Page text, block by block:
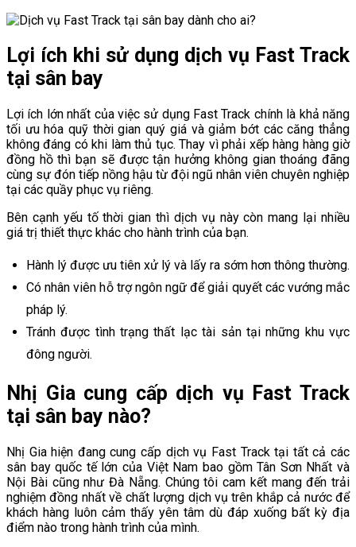
Lợi ích khi sử dụng dịch vụ Fast Track
tại sân bay
Lợi ích lớn nhất của việc sử dụng Fast Track chính là khả năng
tối ưu hóa quỹ thời gian quý giá và giảm bớt các căng thẳng
không đáng có khi làm thủ tục. Thay vì phải xếp hàng hàng giờ
đồng hồ thì bạn sẽ được tận hưởng không gian thoáng đãng
cùng sự đón tiếp nồng hậu từ đội ngũ nhân viên chuyên nghiệp
tại các quầy phục vụ riêng.
Bên cạnh yếu tố thời gian thì dịch vụ này còn mang lại nhiều
giá trị thiết thực khác cho hành trình của bạn.
Hành lý được ưu tiên xử lý và lấy ra sớm hơn thông thường.
Có nhân viên hỗ trợ ngôn ngữ để giải quyết các vướng mắc
pháp lý.
Tránh được tình trạng thất lạc tài sản tại những khu vực
đông người.
Nhị Gia cung cấp dịch vụ Fast Track
tại sân bay nào?
Nhị Gia hiện đang cung cấp dịch vụ Fast Track tại tất cả các
sân bay quốc tế lớn của Việt Nam bao gồm Tân Sơn Nhất và
Nội Bài cũng như Đà Nẵng. Chúng tôi cam kết mang đến trải
nghiệm đồng nhất về chất lượng dịch vụ trên khắp cả nước để
khách hàng luôn cảm thấy yên tâm dù đáp xuống bất kỳ địa
điểm nào trong hành trình của mình.